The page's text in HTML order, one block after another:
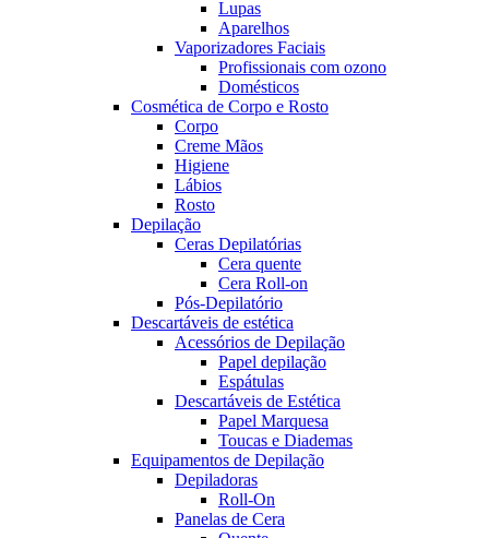
Lupas
Aparelhos
Vaporizadores Faciais
Profissionais com ozono
Domésticos
Cosmética de Corpo e Rosto
Corpo
Creme Mãos
Higiene
Lábios
Rosto
Depilação
Ceras Depilatórias
Cera quente
Cera Roll-on
Pós-Depilatório
Descartáveis de estética
Acessórios de Depilação
Papel depilação
Espátulas
Descartáveis de Estética
Papel Marquesa
Toucas e Diademas
Equipamentos de Depilação
Depiladoras
Roll-On
Panelas de Cera